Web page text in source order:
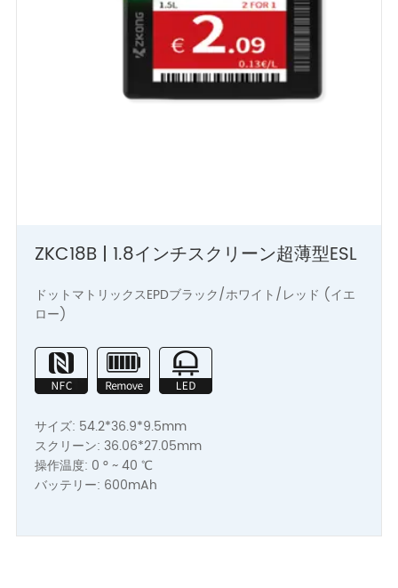
ZKC18B | 1.8インチスクリーン超薄型ESL
ドットマトリックスEPDブラック/ホワイト/レッド (イエ
ロー)
サイズ: 54.2*36.9*9.5mm
スクリーン: 36.06*27.05mm
操作温度: 0 ° ~ 40 ℃
バッテリー: 600mAh